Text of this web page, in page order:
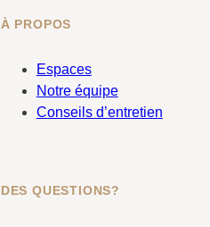
À PROPOS
Espaces
Notre équipe
Conseils d’entretien
DES QUESTIONS?